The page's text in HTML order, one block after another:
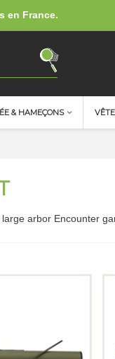
en France.
& HAMEÇONS
arbor Encounter